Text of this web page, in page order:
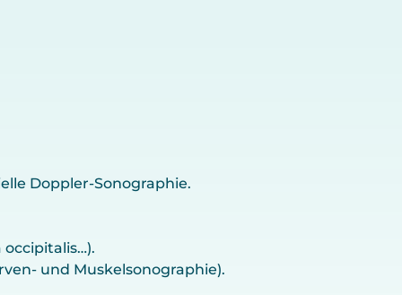
Doppler-Sonographie.
und Muskelsonographie).